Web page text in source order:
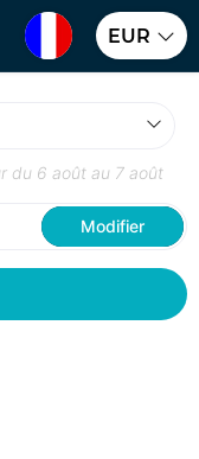
EUR
du 6 août au 7 août
Modifier